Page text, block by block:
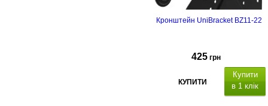
Кронштейн UniBracket BZ11-22
425 грн
КУПИТИ
Купити
в 1 клік